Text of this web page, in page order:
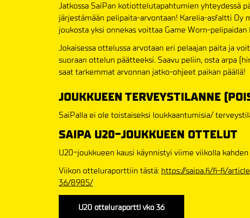
Jatkossa SaiPan kotiottelutapahtumien yhteydessä
järjestämään pelipaita-arvontaan! Karelia-asfaltti Oy
joukosta yksi onnekas voittaa Game Worn-
Jokaisessa ottelussa arvotaan eri pelaajan paita ja
suoraan ottelun päätteeksi. Saavu peliin, osta arpa
saat tarkemmat arvonnan jatko-ohjeet paikan päällä!
JOUKKUEEN TERVEYSTILANNE
SaiPalla ei ole toistaiseksi loukkaantumisia/
SAIPA U20-JOUKKUEEN OTTELUT
U20-joukkueen kausi käynnistyi viime viikolla
Viikon otteluraporttiin tästä: https://saipa.fi/fi-fi/
36/8985/
U20 otteluraportti vko 36